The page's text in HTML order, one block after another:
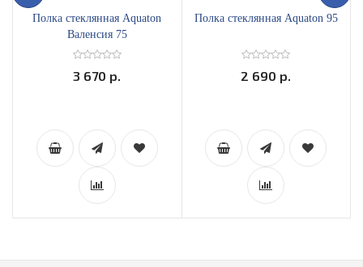
Полка стеклянная Aquaton
Валенсия 75
3 670 р.
Полка стеклянная Aquaton 95
2 690 р.